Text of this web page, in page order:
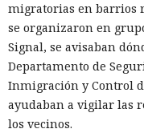
Los investigadores
capacidades de los
de los operadores.
funcionan pero son
preparados amplían
a la IA. La empresa
migratorias en barrios
se organizaron en
Signal, se avisaban
Departamento de
Inmigración y Control
ayudaban a vigilar las
los vecinos.